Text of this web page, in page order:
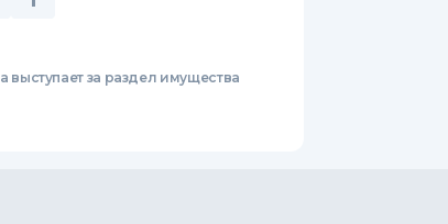
выступает за раздел имущества